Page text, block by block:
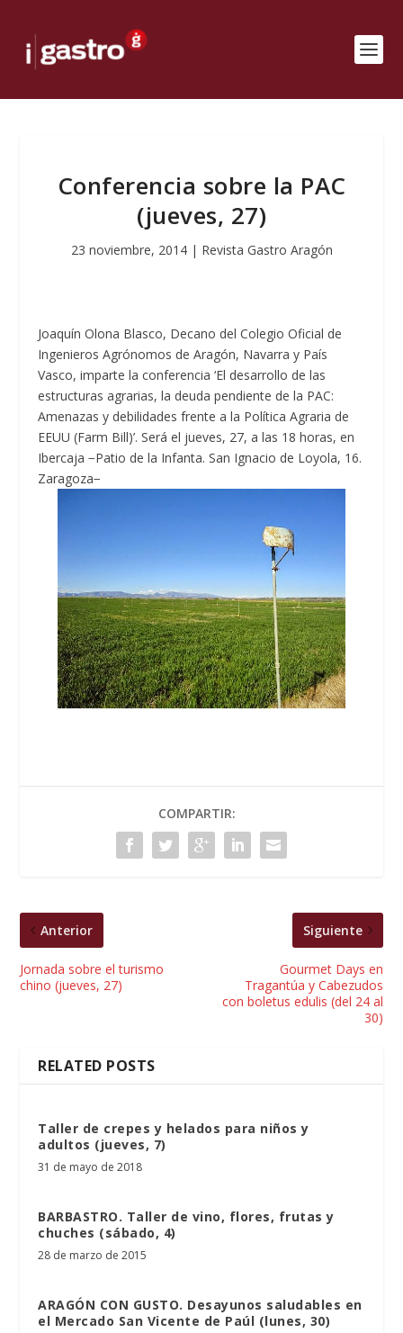
Conferencia sobre la PAC
(jueves, 27)
23 noviembre, 2014| Revista Gastro Aragón
Joaquín Olona Blasco, Decano del Colegio Oficial de
Ingenieros Agrónomos de Aragón, Navarra y País
Vasco, imparte la conferencia ‘El desarrollo de las
estructuras agrarias, la deuda pendiente de la PAC:
Amenazas y debilidades frente a la Política Agraria de
EEUU (Farm Bill)’. Será el jueves, 27, a las 18 horas, en
Ibercaja −Patio de la Infanta. San Ignacio de Loyola, 16.
Zaragoza−
COMPARTIR:
Anterior
Jornada sobre el turismo
chino (jueves, 27)
Siguiente
Gourmet Days en
Tragantúa y Cabezudos
con boletus edulis (del 24 al
30)
RELATED POSTS
Taller de crepes y helados para niños y
adultos (jueves, 7)
31 de mayo de 2018
BARBASTRO. Taller de vino, flores, frutas y
chuches (sábado, 4)
28 de marzo de 2015
ARAGÓN CON GUSTO. Desayunos saludables en
el Mercado San Vicente de Paúl (lunes, 30)